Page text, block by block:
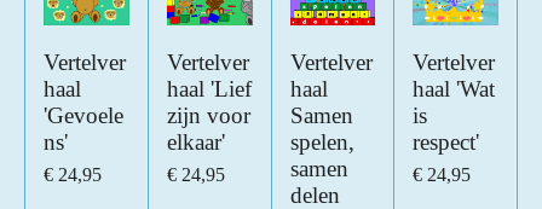
Vertelver
haal
'Gevoele
ns'
€ 24,95
Vertelver
haal 'Lief
zijn voor
elkaar'
€ 24,95
Vertelver
haal
Samen
spelen,
samen
delen
Vertelver
haal 'Wat
is
respect'
€ 24,95